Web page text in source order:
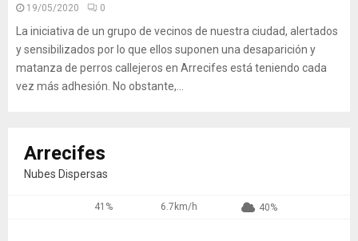
19/05/2020 0
La iniciativa de un grupo de vecinos de nuestra ciudad, alertados
y sensibilizados por lo que ellos suponen una desaparición y
matanza de perros callejeros en Arrecifes está teniendo cada
vez más adhesión. No obstante,...
Arrecifes
Nubes Dispersas
41% 6.7km/h 40%